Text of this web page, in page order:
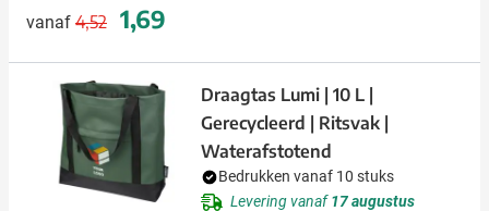
vanaf
Normale prijs
4,52
Speciale prijs
1,69
Draagtas Lumi | 10 L |
Gerecycleerd | Ritsvak |
Waterafstotend
Bedrukken vanaf 10 stuks
Levering vanaf17 augustus